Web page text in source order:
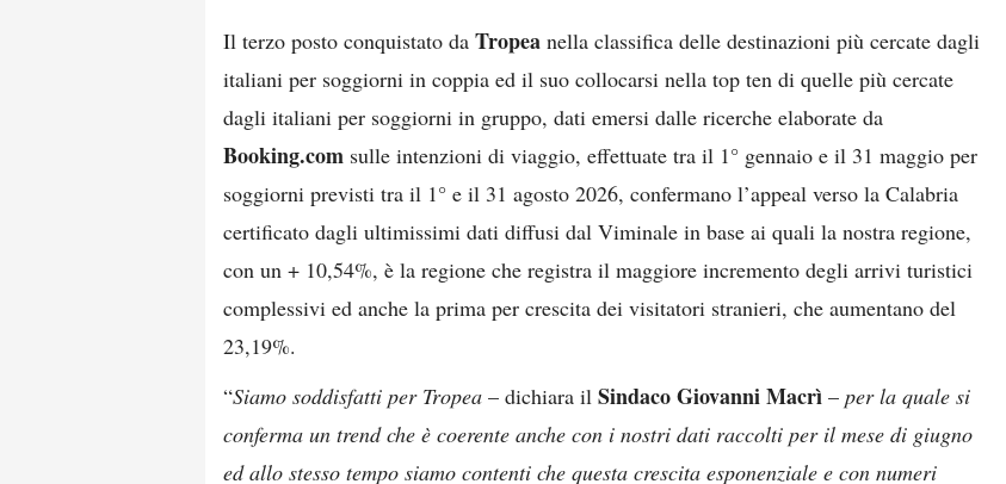
Il terzo posto conquistato da Tropea nella classifica delle destinazioni più cercate dagli
italiani per soggiorni in coppia ed il suo collocarsi nella top ten di quelle più cercate
dagli italiani per soggiorni in gruppo, dati emersi dalle ricerche elaborate da
Booking.com sulle intenzioni di viaggio, effettuate tra il 1° gennaio e il 31 maggio per
soggiorni previsti tra il 1° e il 31 agosto 2026, confermano l’appeal verso la Calabria
certificato dagli ultimissimi dati diffusi dal Viminale in base ai quali la nostra regione,
con un + 10,54%, è la regione che registra il maggiore incremento degli arrivi turistici
complessivi ed anche la prima per crescita dei visitatori stranieri, che aumentano del
23,19%.
“Siamo soddisfatti per Tropea – dichiara il Sindaco Giovanni Macrì – per la quale si
conferma un trend che è coerente anche con i nostri dati raccolti per il mese di giugno
ed allo stesso tempo siamo contenti che questa crescita esponenziale e con numeri